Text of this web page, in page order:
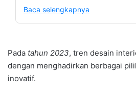
Baca selengkapnya
Pada tahun 2023, tren desain
dengan menghadirkan berbagai
inovatif.